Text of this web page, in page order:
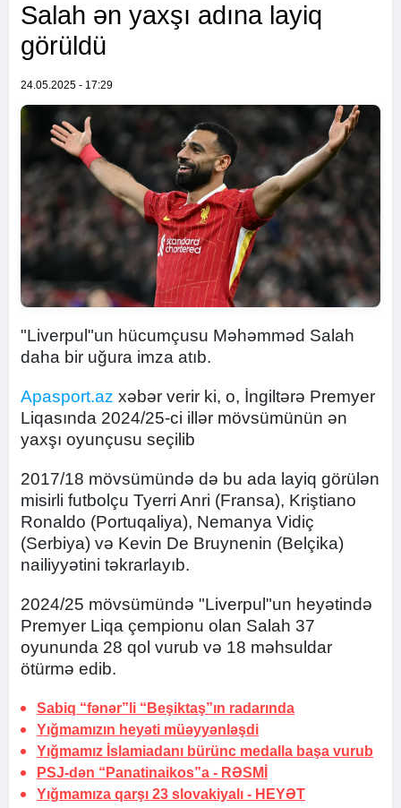
Salah ən yaxşı adına layiq
görüldü
24.05.2025 - 17:29
"Liverpul"un hücumçusu Məhəmməd Salah
daha bir uğura imza atıb.
Apasport.az xəbər verir ki, o, İngiltərə Premyer
Liqasında 2024/25-ci illər mövsümünün ən
yaxşı oyunçusu seçilib
2017/18 mövsümündə də bu ada layiq görülən
misirli futbolçu Tyerri Anri (Fransa), Kriştiano
Ronaldo (Portuqaliya), Nemanya Vidiç
(Serbiya) və Kevin De Bruynenin (Belçika)
nailiyyətini təkrarlayıb.
2024/25 mövsümündə "Liverpul"un heyətində
Premyer Liqa çempionu olan Salah 37
oyununda 28 qol vurub və 18 məhsuldar
ötürmə edib.
Sabiq “fənər”li “Beşiktaş”ın radarında
Yığmamızın heyəti müəyyənləşdi
Yığmamız İslamiadanı bürünc medalla başa vurub
PSJ-dən “Panatinaikos”a - RƏSMİ
Yığmamıza qarşı 23 slovakiyalı - HEYƏT